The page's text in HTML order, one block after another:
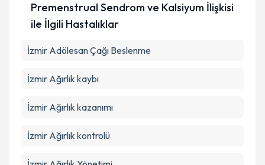
Premenstrual Sendrom ve Kalsiyum İlişkisi
ile İlgili Hastalıklar
İzmir Adölesan Çağı Beslenme
İzmir Ağırlık kaybı
İzmir Ağırlık kazanımı
İzmir Ağırlık kontrolü